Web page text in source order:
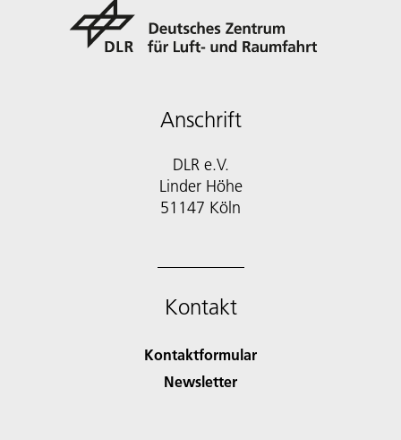
Anschrift
DLR e.V.
Linder Höhe
51147 Köln
Kontakt
Kontaktformular
Newsletter